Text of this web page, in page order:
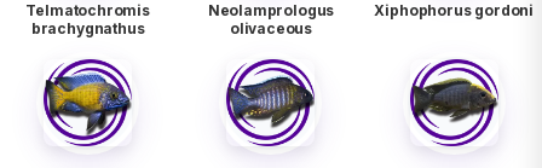
Telmatochromis
brachygnathus
Neolamprologus
olivaceous
Xiphophorus gordoni